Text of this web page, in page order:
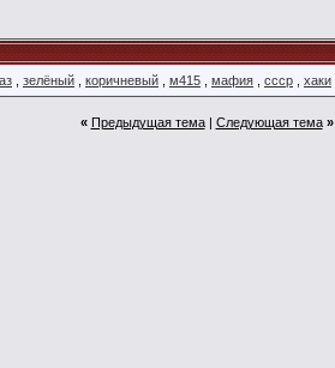
зелёный коричневый м415 мафия ссср хаки
« Предыдущая тема| Следующая тема »